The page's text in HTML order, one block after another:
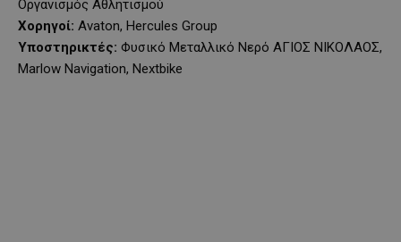
Οργανισμός Αθλητισμού
Χορηγοί: Avaton, Hercules Group
Υποστηρικτές: Φυσικό Μεταλλικό Νερό ΑΓΙΟΣ ΝΙΚΟΛΑΟΣ,
Marlow Navigation, Nextbike